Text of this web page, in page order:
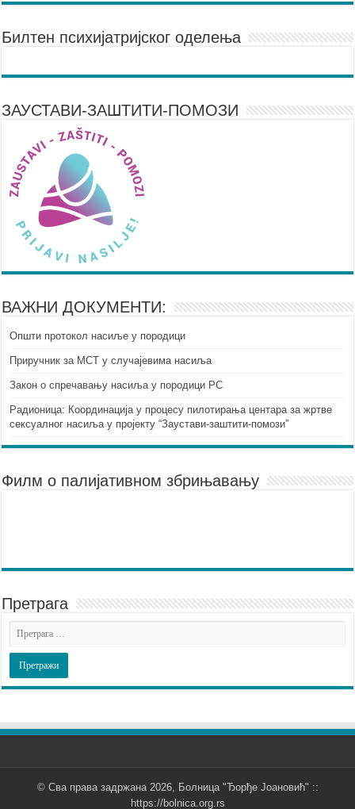
Билтен психијатријског оделења
ЗАУСТАВИ-ЗАШТИТИ-ПОМОЗИ
ВАЖНИ ДОКУМЕНТИ:
Општи протокол насиље у породици
Приручник за МСТ у случајевима насиља
Закон о спречавању насиља у породици РС
Радионица: Координација у процесу пилотирања центара за жртве
сексуалног насиља у пројекту “Заустави-заштити-помози”
Филм о палијативном збрињавању
Претрага
© Сва права задржана 2026, Болница "Ђорђе Јоановић" ::
https://bolnica.org.rs